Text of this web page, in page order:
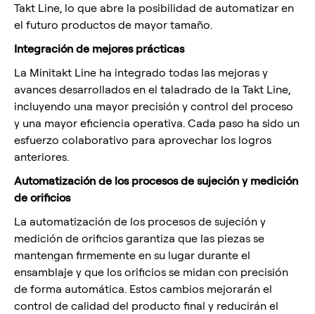
Takt Line, lo que abre la posibilidad de automatizar en
el futuro productos de mayor tamaño.
Integración de mejores prácticas
La Minitakt Line ha integrado todas las mejoras y
avances desarrollados en el taladrado de la Takt Line,
incluyendo una mayor precisión y control del proceso
y una mayor eficiencia operativa. Cada paso ha sido un
esfuerzo colaborativo para aprovechar los logros
anteriores.
Automatización de los procesos de sujeción y medición
de orificios
La automatización de los procesos de sujeción y
medición de orificios garantiza que las piezas se
mantengan firmemente en su lugar durante el
ensamblaje y que los orificios se midan con precisión
de forma automática. Estos cambios mejorarán el
control de calidad del producto final y reducirán el